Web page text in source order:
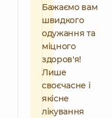
Бажаємо вам
швидкого
одужання та
міцного
здоров'я!
Лише
своєчасне і
якісне
лікування